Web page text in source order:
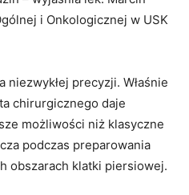
i Onkologicznej w USK
niezwykłej precyzji. Właśnie
chirurgicznego daje
możliwości niż klasyczne
podczas preparowania
obszarach klatki piersiowej.